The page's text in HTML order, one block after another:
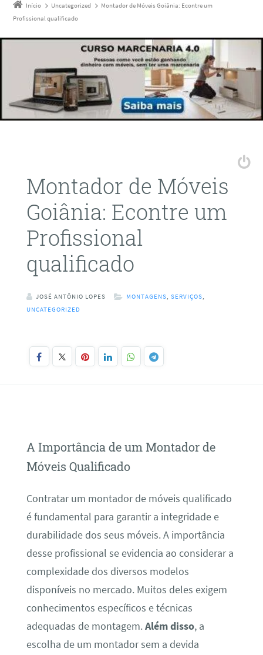
Início Uncategorized
Montador de Móveis Goiânia: Econtre um
Profissional qualificado
Montador de Móveis
Goiânia: Econtre um
Profissional
qualificado
JOSÉ ANTÔNIO LOPES MONTAGENS SERVIÇOS
UNCATEGORIZED
A Importância de um Montador de
Móveis Qualificado
Contratar um montador de móveis qualificado
é fundamental para garantir a integridade e
durabilidade dos seus móveis. A importância
desse profissional se evidencia ao considerar a
complexidade dos diversos modelos
disponíveis no mercado. Muitos deles exigem
conhecimentos específicos e técnicas
adequadas de montagem.Além disso, a
escolha de um montador sem a devida